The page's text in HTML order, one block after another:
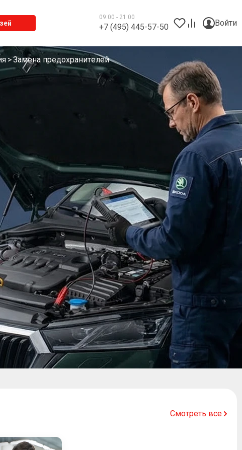
09:00 - 21:00
+7 (495) 445-57-50 Войти
Замена предохранителей
Смотреть все